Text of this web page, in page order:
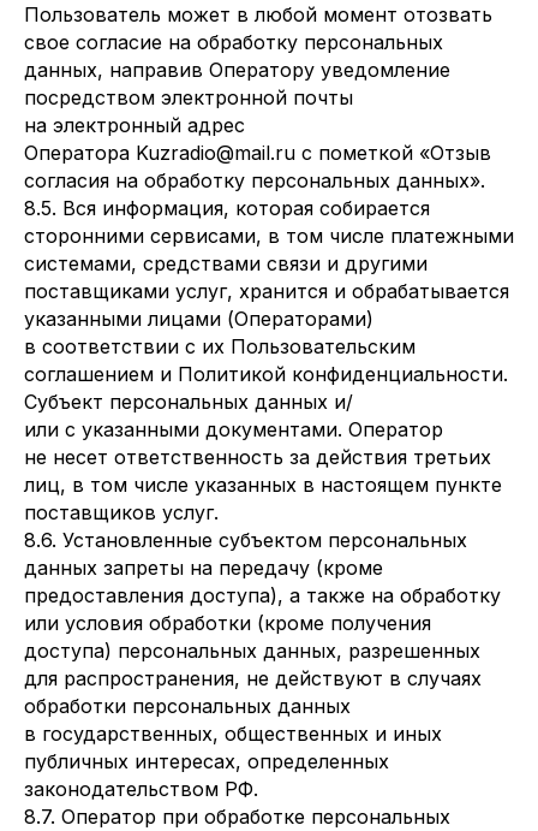
Пользователь может в любой момент отозвать
свое согласие на обработку персональных
данных, направив Оператору уведомление
посредством электронной почты
на электронный адрес
Оператора Kuzradio@mail.ru с пометкой «Отзыв
согласия на обработку персональных данных».
8.5. Вся информация, которая собирается
сторонними сервисами, в том числе платежными
системами, средствами связи и другими
поставщиками услуг, хранится и обрабатывается
указанными лицами (Операторами)
в соответствии с их Пользовательским
соглашением и Политикой конфиденциальности.
Субъект персональных данных и/
или с указанными документами. Оператор
не несет ответственность за действия третьих
лиц, в том числе указанных в настоящем пункте
поставщиков услуг.
8.6. Установленные субъектом персональных
данных запреты на передачу (кроме
предоставления доступа), а также на обработку
или условия обработки (кроме получения
доступа) персональных данных, разрешенных
для распространения, не действуют в случаях
обработки персональных данных
в государственных, общественных и иных
публичных интересах, определенных
законодательством РФ.
8.7. Оператор при обработке персональных